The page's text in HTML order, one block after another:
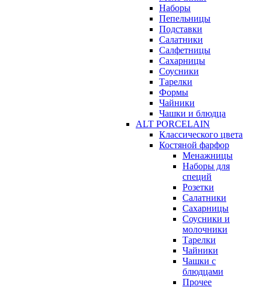
Наборы
Пепельницы
Подставки
Салатники
Салфетницы
Сахарницы
Соусники
Тарелки
Формы
Чайники
Чашки и блюдца
ALT PORCELAIN
Классического цвета
Костяной фарфор
Менажницы
Наборы для
специй
Розетки
Салатники
Сахарницы
Соусники и
молочники
Тарелки
Чайники
Чашки с
блюдцами
Прочее